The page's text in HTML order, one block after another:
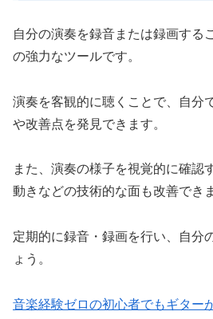
自分の演奏を録音または録画する
の強力なツールです。
演奏を客観的に聴くことで、自分
や改善点を発見できます。
また、演奏の様子を視覚的に確認
動きなどの技術的な面も改善でき
定期的に録音・録画を行い、自分
ょう。
音楽経験ゼロの初心者でもギター